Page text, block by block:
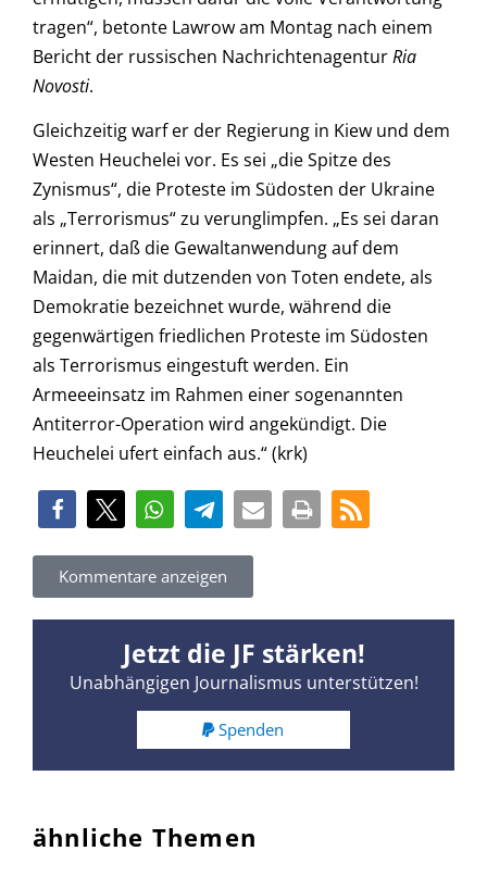
tragen“, betonte Lawrow am Montag nach einem
Bericht der russischen NachrichtenagenturRia
Novosti.
Gleichzeitig warf er der Regierung in Kiew und dem
Westen Heuchelei vor. Es sei „die Spitze des
Zynismus“, die Proteste im Südosten der Ukraine
als „Terrorismus“ zu verunglimpfen. „Es sei daran
erinnert, daß die Gewaltanwendung auf dem
Maidan, die mit dutzenden von Toten endete, als
Demokratie bezeichnet wurde, während die
gegenwärtigen friedlichen Proteste im Südosten
als Terrorismus eingestuft werden. Ein
Armeeeinsatz im Rahmen einer sogenannten
Antiterror-Operation wird angekündigt. Die
Heuchelei ufert einfach aus.“ (krk)
Kommentare anzeigen
Jetzt die JF stärken!
Unabhängigen Journalismus unterstützen!
Spenden
ähnliche Themen